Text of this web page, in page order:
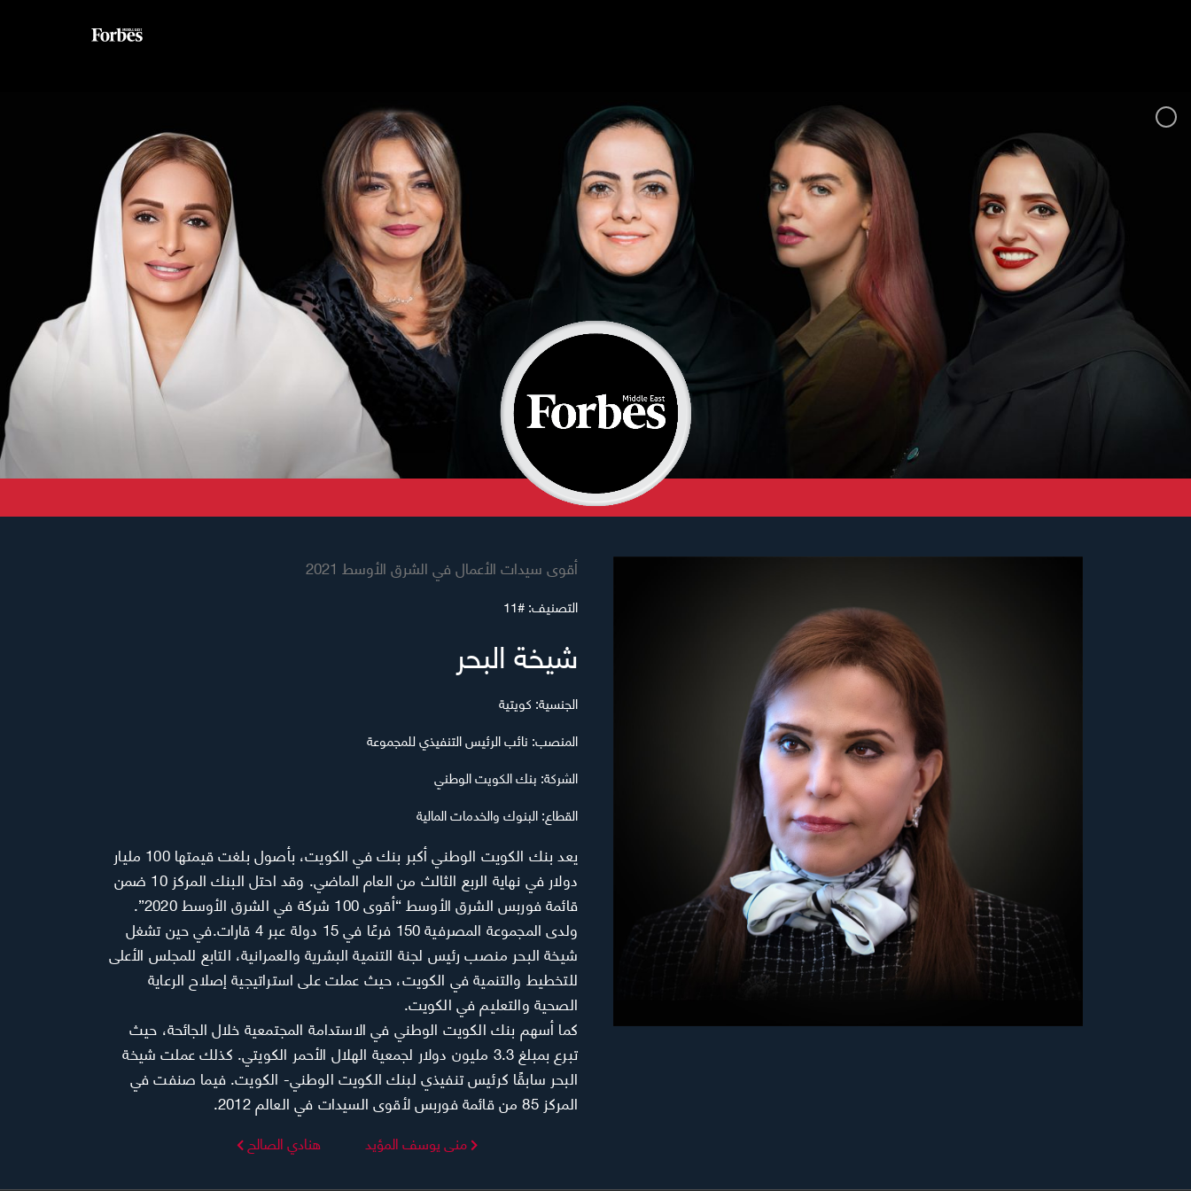
أقوى سيدات الأعمال في الشرق الأوسط 2021
التصنيف:#11
شيخة البحر
الجنسية: كويتية
المنصب: نائب الرئيس التنفيذي للمجموعة
الشركة: بنك الكويت الوطني
القطاع:البنوك والخدمات المالية
يعد بنك الكويت الوطني أكبر بنك في الكويت، بأصول بلغت قيمتها 100 مليار
دولار في نهاية الربع الثالث من العام الماضي. وقد احتل البنك المركز 10 ضمن
قائمة فوربس الشرق الأوسط “أقوى 100 شركة في الشرق الأوسط 2020”.
ولدى المجموعة المصرفية 150 فرعًا في 15 دولة عبر 4 قارات.في حين تشغل
شيخة البحر منصب رئيس لجنة التنمية البشرية والعمرانية، التابع للمجلس الأعلى
للتخطيط والتنمية في الكويت، حيث عملت على استراتيجية إصلاح الرعاية
الصحية والتعليم في الكويت.
كما أسهم بنك الكويت الوطني في الاستدامة المجتمعية خلال الجائحة، حيث
تبرع بمبلغ 3.3 مليون دولار لجمعية الهلال الأحمر الكويتي. كذلك عملت شيخة
البحر سابقًا كرئيس تنفيذي لبنك الكويت الوطني- الكويت. فيما صنفت في
المركز 85 من قائمة فوربس لأقوى السيدات في العالم 2012.
هنادي الصالح منى يوسف المؤيد